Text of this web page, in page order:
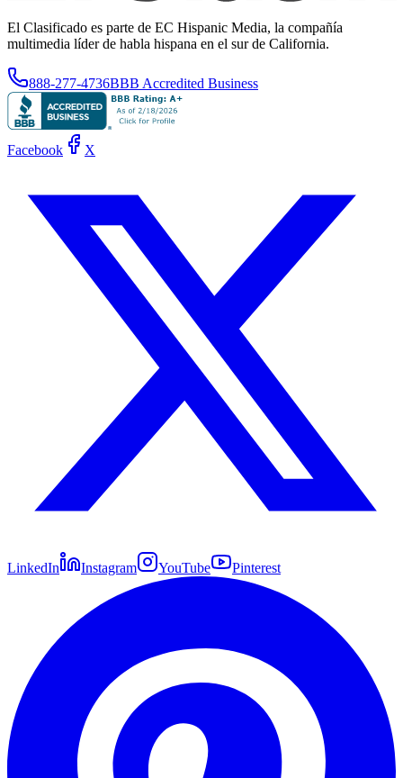
El Clasificado es parte de EC Hispanic Media, la compañía
multimedia líder de habla hispana en el sur de California.
888-277-4736BBB Accredited Business
Facebook X
LinkedIn Instagram YouTube Pinterest